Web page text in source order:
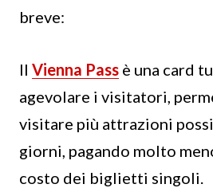
breve:
Il Vienna Pass è una card
agevolare i visitatori,
visitare più attrazioni
giorni, pagando molto
costo dei biglietti singoli.